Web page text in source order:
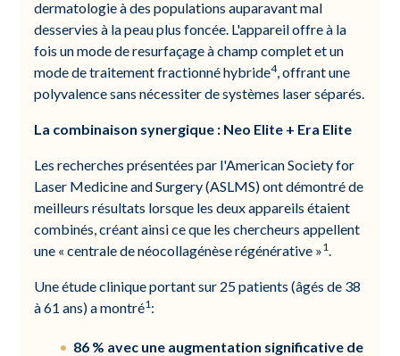
dermatologie à des populations auparavant mal
desservies à la peau plus foncée. L'appareil offre à la
fois un mode de resurfaçage à champ complet et un
mode de traitement fractionné hybride4, offrant une
polyvalence sans nécessiter de systèmes laser séparés.
La combinaison synergique : Neo Elite + Era Elite
Les recherches présentées par l'American Society for
Laser Medicine and Surgery (ASLMS) ont démontré de
meilleurs résultats lorsque les deux appareils étaient
combinés, créant ainsi ce que les chercheurs appellent
une « centrale de néocollagénèse régénérative »1.
Une étude clinique portant sur 25 patients (âgés de 38
à 61 ans) a montré1:
86 % avec une augmentation significative de